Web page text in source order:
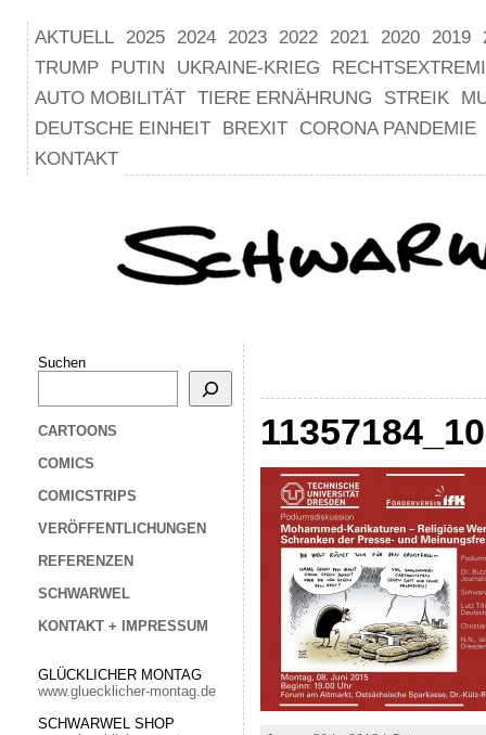
AKTUELL 2025 2024 2023 2022 2021 2020 2019
TRUMP
PUTIN UKRAINE-KRIEG
AUTO MOBILITÄT TIERE ERNÄHRUNG STREIK
DEUTSCHE EINHEIT
BREXIT
CORONA PANDEMIE
KONTAKT
Suchen
CARTOONS
COMICS
COMICSTRIPS
VERÖFFENTLICHUNGEN
REFERENZEN
SCHWARWEL
KONTAKT + IMPRESSUM
GLÜCKLICHER MONTAG
www.gluecklicher-montag.de
SCHWARWEL SHOP